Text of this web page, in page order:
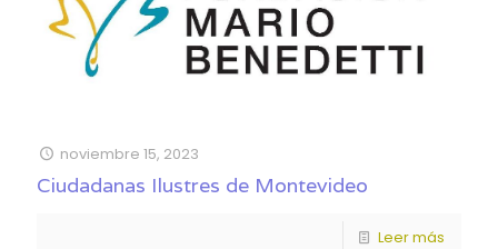
noviembre 15, 2023
Ciudadanas Ilustres de Montevideo
Leer más